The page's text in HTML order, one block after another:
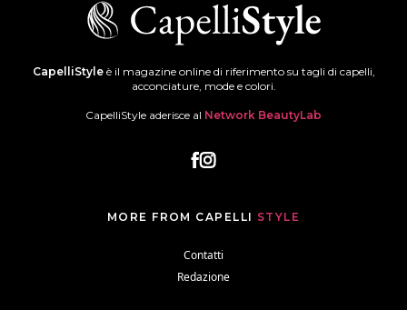
CapelliStyleè il magazine online di riferimento su tagli di capelli,
acconciature, mode e colori.
CapelliStyle aderisce al Network BeautyLab
MORE FROM CAPELLI STYLE
Contatti
Redazione